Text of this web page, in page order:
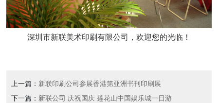
深圳市新联美术印刷有限公司，欢迎您的光临！
上一篇： 新联印刷公司参展香港第亚洲书刊印刷展
下一篇： 新联公司 庆祝国庆 莲花山中国娱乐城一日游